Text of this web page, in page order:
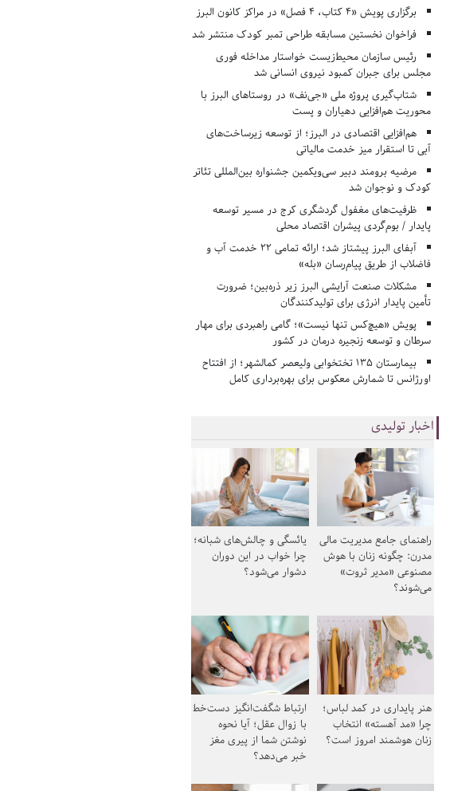
برگزاری پویش «۴ کتاب، ۴ فصل» در مراکز کانون البرز
فراخوان نخستین مسابقه طراحی تمبر کودک منتشر شد
رئیس سازمان محیط‌زیست خواستار مداخله فوری
مجلس برای جبران کمبود نیروی انسانی شد
شتاب‌گیری پروژه ملی «جی‌نف» در روستاهای البرز با
محوریت هم‌افزایی دهیاران و پست
هم‌افزایی اقتصادی در البرز؛ از توسعه زیرساخت‌های
آبی تا استقرار میز خدمت مالیاتی
مرضیه برومند دبیر سی‌ویکمین جشنواره بین‌المللی تئاتر
کودک و نوجوان شد
ظرفیت‌های مغفول گردشگری کرج در مسیر توسعه
پایدار / بوم‌گردی پیشران اقتصاد محلی
آبفای البرز پیشتاز شد؛ ارائه تمامی ۲۲ خدمت آب و
فاضلاب از طریق پیام‌رسان «بله»
مشکلات صنعت آرایشی البرز زیر ذره‌بین؛ ضرورت
تأمین پایدار انرژی برای تولیدکنندگان
پویش «هیچ‌کس تنها نیست»؛ گامی راهبردی برای مهار
سرطان و توسعه زنجیره درمان در کشور
بیمارستان ۱۳۵ تختخوابی ولیعصر کمالشهر؛ از افتتاح
اورژانس تا شمارش معکوس برای بهره‌برداری کامل
اخبار تولیدی
راهنمای جامع مدیریت مالی
مدرن: چگونه زنان با هوش
مصنوعی «مدیر ثروت»
می‌شوند؟
یائسگی و چالش‌های شبانه؛
چرا خواب در این دوران
دشوار می‌شود؟
هنر پایداری در کمد لباس؛
چرا «مد آهسته» انتخاب
زنان هوشمند امروز است؟
ارتباط شگفت‌انگیز دست‌خط
با زوال عقل؛ آیا نحوه
نوشتن شما از پیری مغز
خبر می‌دهد؟